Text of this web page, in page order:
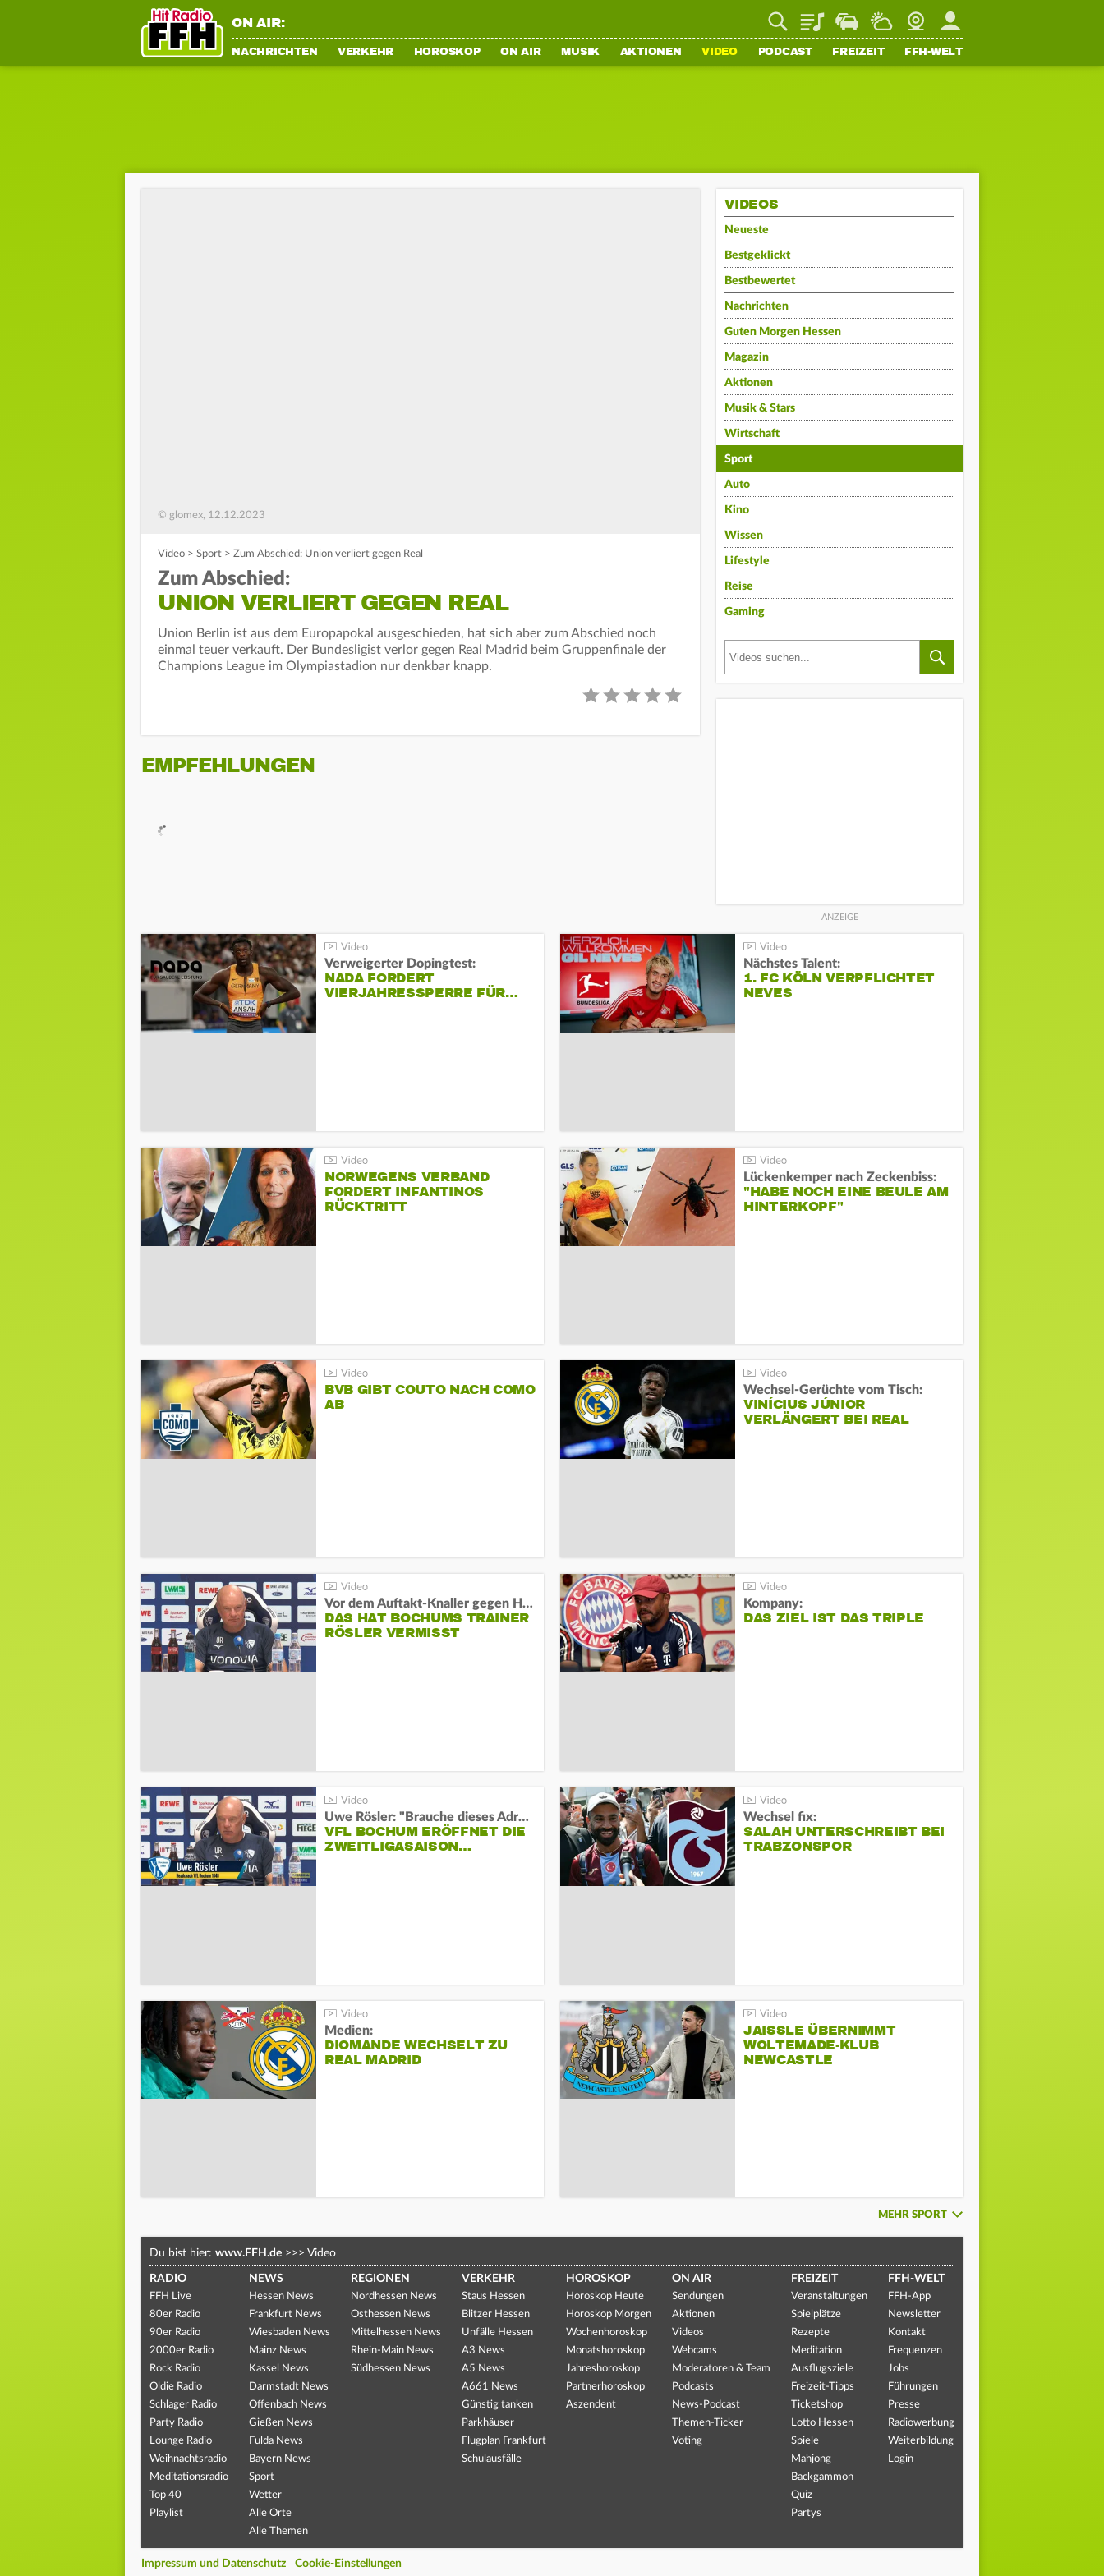
ON AIR: PlaylistStaupilotWetterWebcamMein FFH
NACHRICHTEN VERKEHR HOROSKOP ON AIR MUSIK AKTIONEN VIDEO PODCAST FREIZEIT FFH-WELT
© glomex, 12.12.2023
Video > Sport > Zum Abschied: Union verliert gegen Real
Zum Abschied:
UNION VERLIERT GEGEN REAL
Union Berlin ist aus dem Europapokal ausgeschieden, hat sich aber zum Abschied noch
einmal teuer verkauft. Der Bundesligist verlor gegen Real Madrid beim Gruppenfinale der
Champions League im Olympiastadion nur denkbar knapp.
EMPFEHLUNGEN
VIDEOS
Neueste
Bestgeklickt
Bestbewertet
Nachrichten
Guten Morgen Hessen
Magazin
Aktionen
Musik & Stars
Wirtschaft
Sport
Auto
Kino
Wissen
Lifestyle
Reise
Gaming
Verweigerter Dopingtest:
NADA FORDERT
VIERJAHRESSPERRE FÜR…
Nächstes Talent:
1. FC KÖLN VERPFLICHTET
NEVES
NORWEGENS VERBAND
FORDERT INFANTINOS
RÜCKTRITT
Lückenkemper nach Zeckenbiss:
"HABE NOCH EINE BEULE AM
HINTERKOPF"
BVB GIBT COUTO NACH COMO
AB
Wechsel-Gerüchte vom Tisch:
VINÍCIUS JÚNIOR
VERLÄNGERT BEI REAL
Vor dem Auftakt-Knaller gegen Hertha:
DAS HAT BOCHUMS TRAINER
RÖSLER VERMISST
Kompany:
DAS ZIEL IST DAS TRIPLE
Uwe Rösler: "Brauche dieses Adrenalin"
VFL BOCHUM ERÖFFNET DIE
ZWEITLIGASAISON…
Wechsel fix:
SALAH UNTERSCHREIBT BEI
TRABZONSPOR
Medien:
DIOMANDE WECHSELT ZU
REAL MADRID
JAISSLE ÜBERNIMMT
WOLTEMADE-KLUB
NEWCASTLE
MEHR SPORT
Du bist hier: www.FFH.de >>> Video
RADIO
FFH Live
80er Radio
90er Radio
2000er Radio
Rock Radio
Oldie Radio
Schlager Radio
Party Radio
Lounge Radio
Weihnachtsradio
Meditationsradio
Top 40
Playlist
NEWS
Hessen News
Frankfurt News
Wiesbaden News
Mainz News
Kassel News
Darmstadt News
Offenbach News
Gießen News
Fulda News
Bayern News
Sport
Wetter
Alle Orte
Alle Themen
REGIONEN
Nordhessen News
Osthessen News
Mittelhessen News
Rhein-Main News
Südhessen News
VERKEHR
Staus Hessen
Blitzer Hessen
Unfälle Hessen
A3 News
A5 News
A661 News
Günstig tanken
Parkhäuser
Flugplan Frankfurt
Schulausfälle
HOROSKOP
Horoskop Heute
Horoskop Morgen
Wochenhoroskop
Monatshoroskop
Jahreshoroskop
Partnerhoroskop
Aszendent
ON AIR
Sendungen
Aktionen
Videos
Webcams
Moderatoren & Team
Podcasts
News-Podcast
Themen-Ticker
Voting
FREIZEIT
Veranstaltungen
Spielplätze
Rezepte
Meditation
Ausflugsziele
Freizeit-Tipps
Ticketshop
Lotto Hessen
Spiele
Mahjong
Backgammon
Quiz
Partys
FFH-WELT
FFH-App
Newsletter
Kontakt
Frequenzen
Jobs
Führungen
Presse
Radiowerbung
Weiterbildung
Login
Impressum und Datenschutz Cookie-Einstellungen